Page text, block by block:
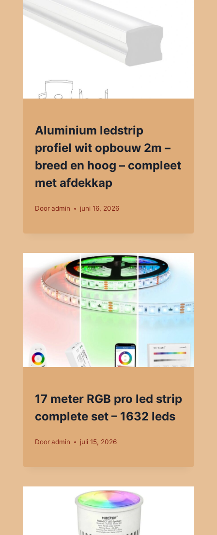
Aluminium ledstrip
profiel wit opbouw 2m –
breed en hoog – compleet
met afdekkap
Dooradmin juni 16, 2026
17 meter RGB pro led strip
complete set – 1632 leds
Dooradmin juli 15, 2026